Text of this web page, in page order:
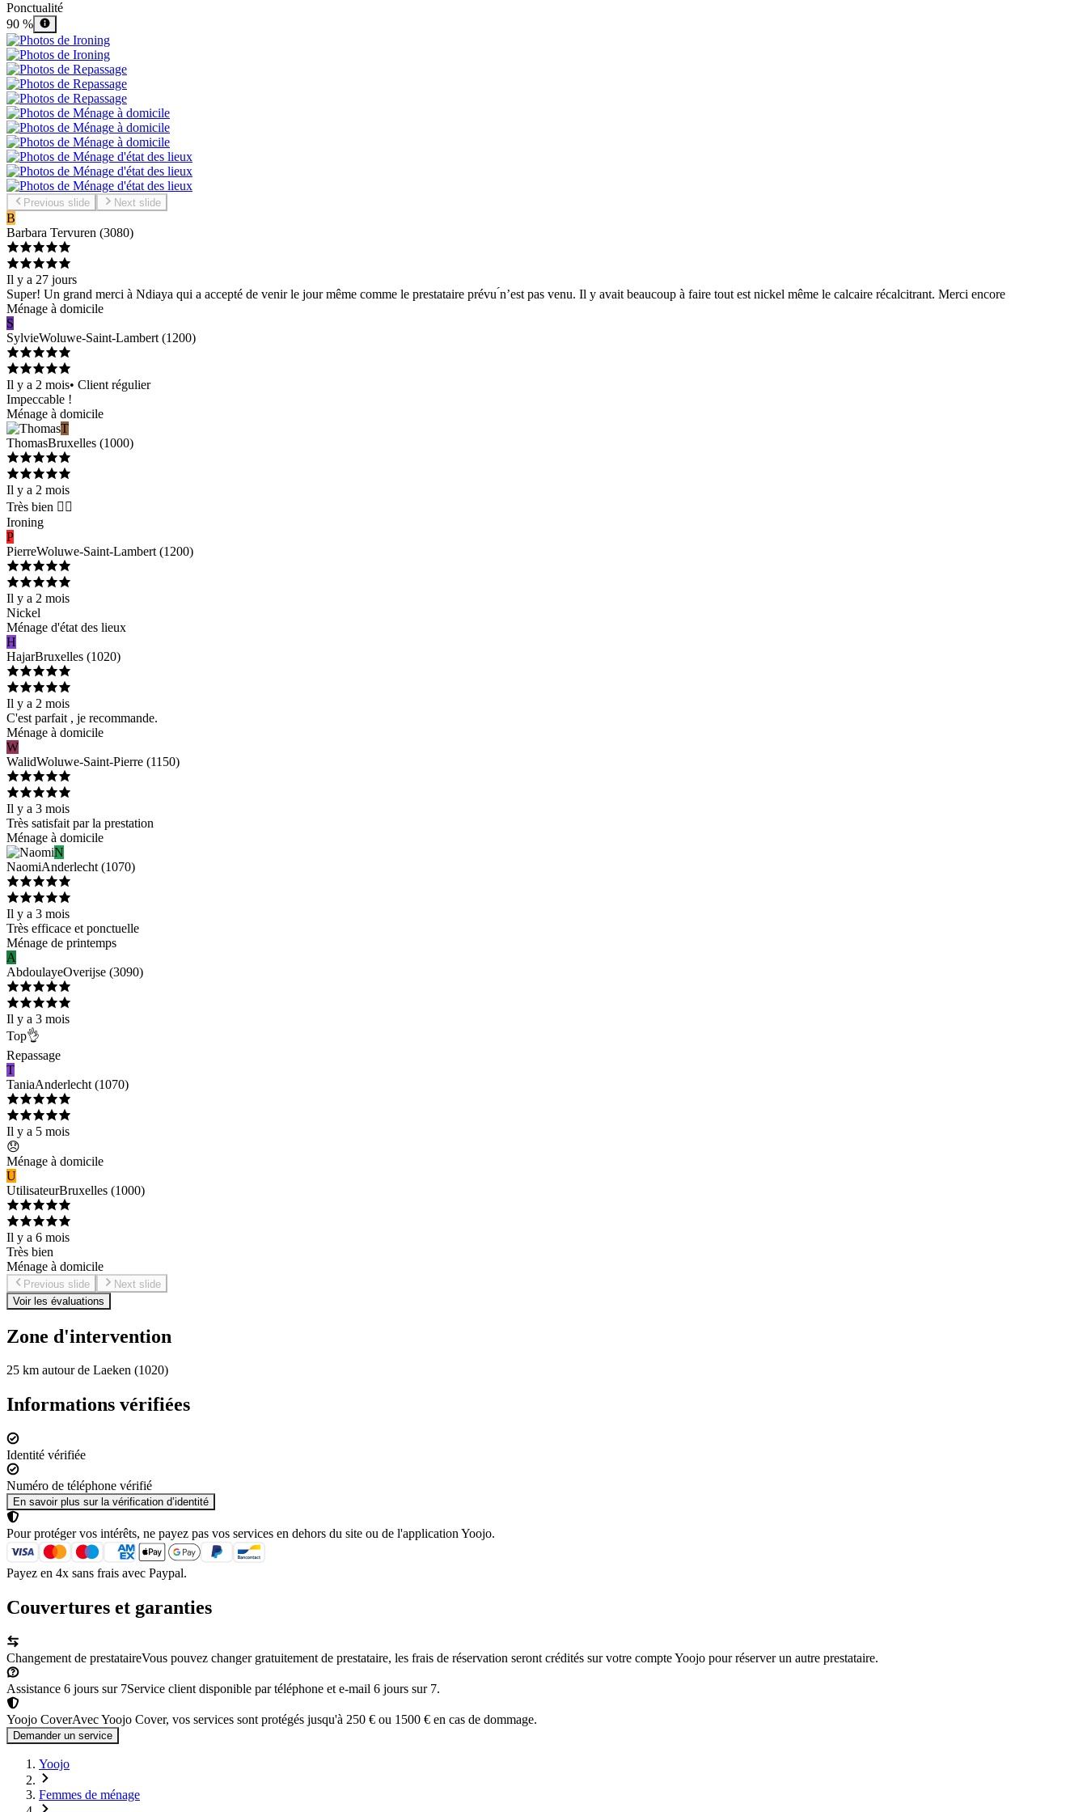
Ponctualité
90 %
Previous slide Next slide
B
Barbara Tervuren (3080)
Il y a 27 jours
Super! Un grand merci à Ndiaya qui a accepté de venir le jour même comme le prestataire prévu ́n’est pas venu. Il y avait beaucoup à faire tout est nickel même le calcaire récalcitrant. Merci encore
Ménage à domicile
S
SylvieWoluwe-Saint-Lambert (1200)
Il y a 2 mois• Client régulier
Impeccable !
Ménage à domicile
T
ThomasBruxelles (1000)
Il y a 2 mois
Très bien 👍🏻
Ironing
P
PierreWoluwe-Saint-Lambert (1200)
Il y a 2 mois
Nickel
Ménage d'état des lieux
H
HajarBruxelles (1020)
Il y a 2 mois
C'est parfait , je recommande.
Ménage à domicile
W
WalidWoluwe-Saint-Pierre (1150)
Il y a 3 mois
Très satisfait par la prestation
Ménage à domicile
N
NaomiAnderlecht (1070)
Il y a 3 mois
Très efficace et ponctuelle
Ménage de printemps
A
AbdoulayeOverijse (3090)
Il y a 3 mois
Top👌
Repassage
T
TaniaAnderlecht (1070)
Il y a 5 mois
😞
Ménage à domicile
U
UtilisateurBruxelles (1000)
Il y a 6 mois
Très bien
Ménage à domicile
Previous slide
Next slide
Voir les évaluations
Zone d'intervention
25 km autour de Laeken (1020)
Informations vérifiées
Identité vérifiée
Numéro de téléphone vérifié
En savoir plus sur la vérification d’identité
Pour protéger vos intérêts, ne payez pas vos services en dehors du site ou de l'application Yoojo.
Payez en 4x sans frais avec Paypal.
Couvertures et garanties
Changement de prestataireVous pouvez changer gratuitement de prestataire, les frais de réservation seront crédités sur votre compte Yoojo pour réserver un autre prestataire.
Assistance 6 jours sur 7Service client disponible par téléphone et e-mail 6 jours sur 7.
Yoojo CoverAvec Yoojo Cover, vos services sont protégés jusqu'à 250 € ou 1500 € en cas de dommage.
Demander un service
Yoojo
Femmes de ménage